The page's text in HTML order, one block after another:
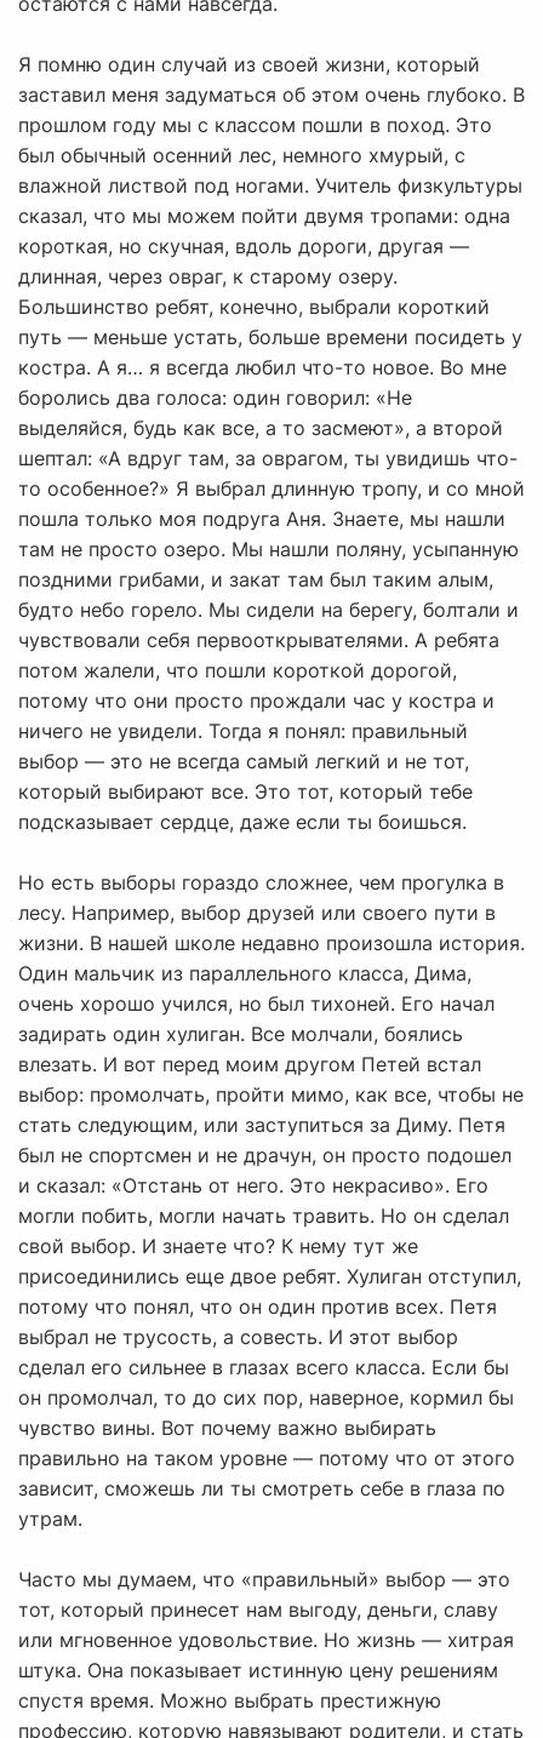
Я помню один случай из своей жизни, который
заставил меня задуматься об этом очень глубоко. В
прошлом году мы с классом пошли в поход. Это
был обычный осенний лес, немного хмурый, с
влажной листвой под ногами. Учитель физкультуры
сказал, что мы можем пойти двумя тропами: одна
короткая, но скучная, вдоль дороги, другая —
длинная, через овраг, к старому озеру.
Большинство ребят, конечно, выбрали короткий
путь — меньше устать, больше времени посидеть у
костра. А я… я всегда любил что-то новое. Во мне
боролись два голоса: один говорил: «Не
выделяйся, будь как все, а то засмеют», а второй
шептал: «А вдруг там, за оврагом, ты увидишь что-
то особенное?» Я выбрал длинную тропу, и со мной
пошла только моя подруга Аня. Знаете, мы нашли
там не просто озеро. Мы нашли поляну, усыпанную
поздними грибами, и закат там был таким алым,
будто небо горело. Мы сидели на берегу, болтали и
чувствовали себя первооткрывателями. А ребята
потом жалели, что пошли короткой дорогой,
потому что они просто прождали час у костра и
ничего не увидели. Тогда я понял: правильный
выбор — это не всегда самый легкий и не тот,
который выбирают все. Это тот, который тебе
подсказывает сердце, даже если ты боишься.
Но есть выборы гораздо сложнее, чем прогулка в
лесу. Например, выбор друзей или своего пути в
жизни. В нашей школе недавно произошла история.
Один мальчик из параллельного класса, Дима,
очень хорошо учился, но был тихоней. Его начал
задирать один хулиган. Все молчали, боялись
влезать. И вот перед моим другом Петей встал
выбор: промолчать, пройти мимо, как все, чтобы не
стать следующим, или заступиться за Диму. Петя
был не спортсмен и не драчун, он просто подошел
и сказал: «Отстань от него. Это некрасиво». Его
могли побить, могли начать травить. Но он сделал
свой выбор. И знаете что? К нему тут же
присоединились еще двое ребят. Хулиган отступил,
потому что понял, что он один против всех. Петя
выбрал не трусость, а совесть. И этот выбор
сделал его сильнее в глазах всего класса. Если бы
он промолчал, то до сих пор, наверное, кормил бы
чувство вины. Вот почему важно выбирать
правильно на таком уровне — потому что от этого
зависит, сможешь ли ты смотреть себе в глаза по
утрам.
Часто мы думаем, что «правильный» выбор — это
тот, который принесет нам выгоду, деньги, славу
или мгновенное удовольствие. Но жизнь — хитрая
штука. Она показывает истинную цену решениям
спустя время. Можно выбрать престижную
профессию, которую навязывают родители, и стать